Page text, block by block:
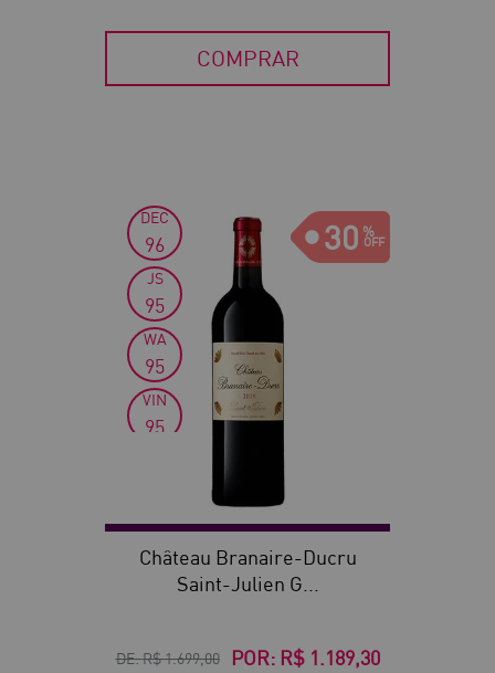
COMPRAR
30
DEC
96
JS
95
WA
95
VIN
95
Château Branaire-Ducru
Saint-Julien G...
DE:R$ 1.699,00 POR: R$ 1.189,30